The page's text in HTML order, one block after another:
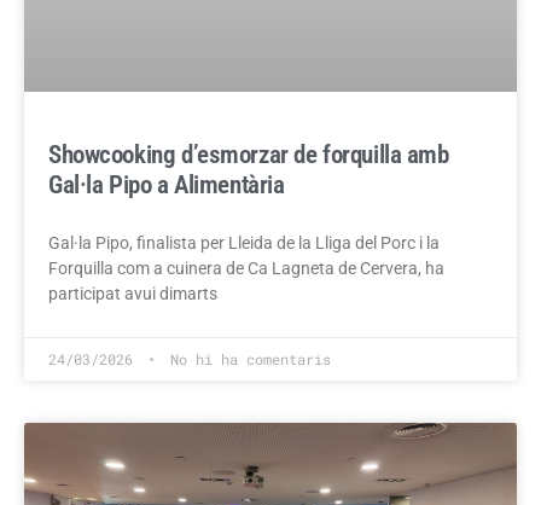
Showcooking d’esmorzar de forquilla amb
Gal·la Pipo a Alimentària
Gal·la Pipo, finalista per Lleida de la Lliga del Porc i la
Forquilla com a cuinera de Ca Lagneta de Cervera, ha
participat avui dimarts
24/03/2026 No hi ha comentaris